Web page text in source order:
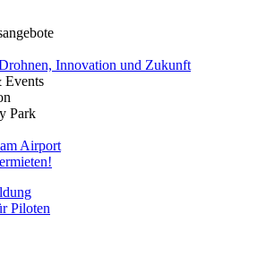
Innovation und Zukunft
Events
Park
Airport
Piloten